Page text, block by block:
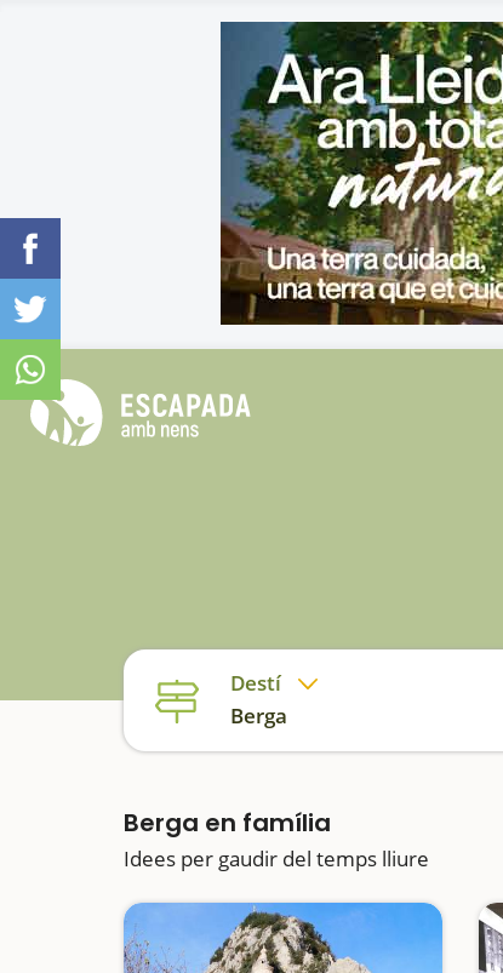
Destí
Berga
Berga en família
Idees per gaudir del temps lliure